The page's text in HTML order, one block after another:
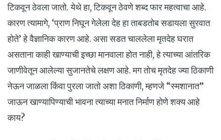
टिकवून ठेवला जातो. येथे हा, टिकवून ठेवणे शब्द फार महत्वाचा आहे.
कारण त्यामागे, ‘प्राण निघून गेलेला देह हा ताबडतोब सडायला सुरवात
होते’ हे वैज्ञानिक कारण आहे. असा सडत चाललेला मृतदेह घरात
असताना काही खाण्याची इच्छा मानवाला होत नाही, हे त्याच्या आंतरिक
जाणीवेतून आलेल्या सुजानतेचे लक्षण आहे. मग तोच मृतदेह ज्या ठिकाणी
नेऊन जाळला किंवा पुरला जातो अशा ठिकाणी, म्हणजे “स्मशानात”
जाऊन खाण्यापिण्याची भावना त्याच्या मनात निर्माण होणे शक्य आहे
काय?